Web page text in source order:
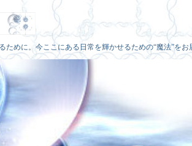
めに。今ここにある日常を輝かせるための“魔法”をお